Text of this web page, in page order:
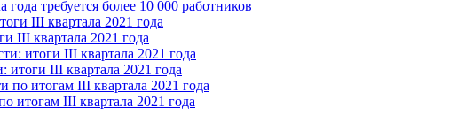
требуется более 10 000 работников
III квартала 2021 года
итоги III квартала 2021 года
итогам III квартала 2021 года